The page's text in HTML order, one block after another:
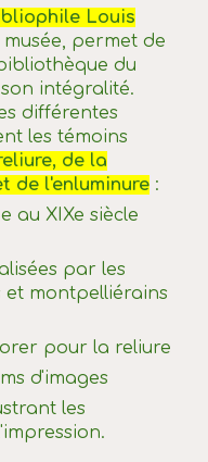
Louis
permet de
du
intégralité.
différentes
les témoins
de la
de l'enluminure :
au XIXe siècle
par les
montpelliérains
pour la reliure
d'images
les